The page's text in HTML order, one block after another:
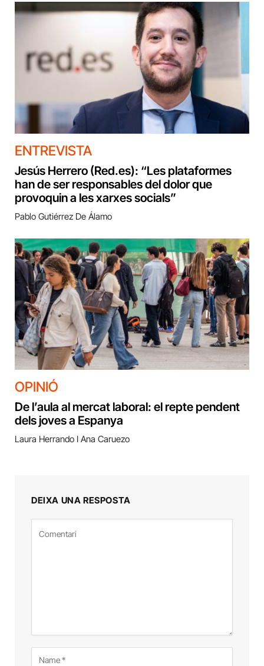
ENTREVISTA
Jesús Herrero (Red.es): “Les plataformes
han de ser responsables del dolor que
provoquin a les xarxes socials”
Pablo Gutiérrez De Álamo
OPINIÓ
De l’aula al mercat laboral: el repte pendent
dels joves a Espanya
Laura Herrando I Ana Caruezo
DEIXA UNA RESPOSTA